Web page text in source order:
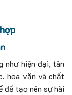
như hiện đại, tân
hoa văn và chất
để tạo nên sự hài